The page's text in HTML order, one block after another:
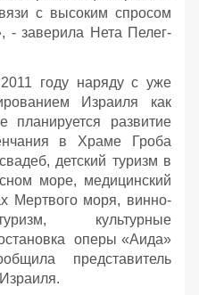
с высоким спросом
- заверила Нета Пелег-
году наряду с уже
Израиля как
развитие
в Храме Гроба
детский туризм в
море, медицинский
Мертвого моря, винно-
культурные
оперы «Аида»
представитель